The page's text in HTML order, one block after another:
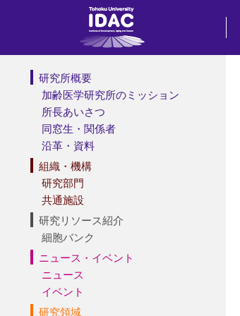
研究所概要
加齢医学研究所のミッション
所長あいさつ
同窓生・関係者
沿革・資料
組織・機構
研究部門
共通施設
研究リソース紹介
細胞バンク
ニュース・イベント
ニュース
イベント
研究領域